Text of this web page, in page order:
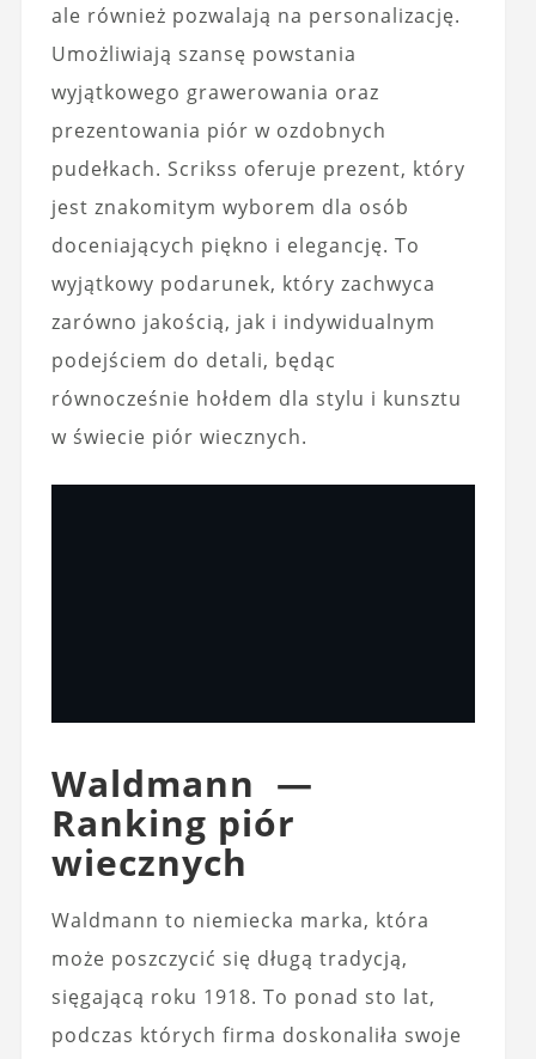
ale również pozwalają na personalizację.
Umożliwiają szansę powstania
wyjątkowego grawerowania oraz
prezentowania piór w ozdobnych
pudełkach. Scrikss oferuje prezent, który
jest znakomitym wyborem dla osób
doceniających piękno i elegancję. To
wyjątkowy podarunek, który zachwyca
zarówno jakością, jak i indywidualnym
podejściem do detali, będąc
równocześnie hołdem dla stylu i kunsztu
w świecie piór wiecznych.
Waldmann —
Ranking piór
wiecznych
Waldmann to niemiecka marka, która
może poszczycić się długą tradycją,
sięgającą roku 1918. To ponad sto lat,
podczas których firma doskonaliła swoje